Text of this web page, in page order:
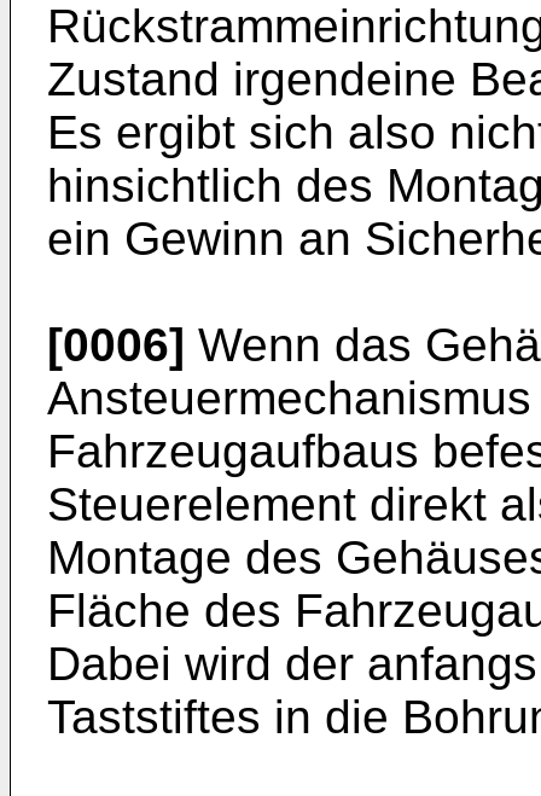
Zustand irgendeine
Es ergibt sich also
hinsichtlich des
ein Gewinn an
[0006] Wenn das
Fahrzeugaufbaus
Steuerelement direkt
Montage des
Fläche des
Dabei wird der
Taststiftes in die